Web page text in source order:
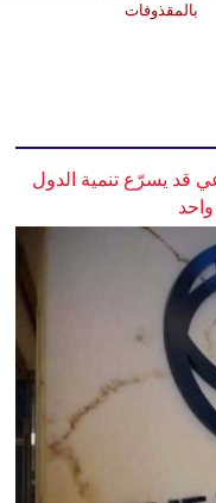
بالمقذوفات
قد يسرّع تنمية الدول
واحد